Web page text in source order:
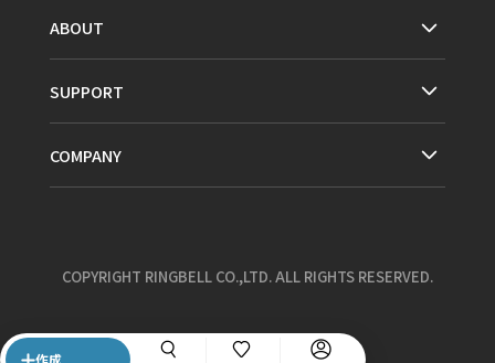
ABOUT
SUPPORT
COMPANY
COPYRIGHT RINGBELL CO.,LTD. ALL RIGHTS RESERVED.
作成